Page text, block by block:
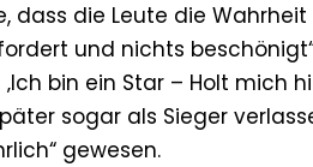
dass die Leute die
und nichts
bin ein Star – Holt
sogar als Sieger
gewesen.